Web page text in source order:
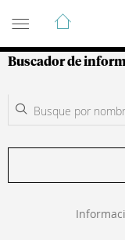
Guía de
Buscador de